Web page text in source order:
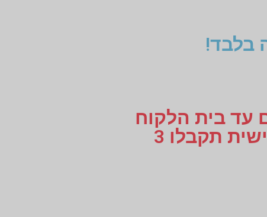
בלבד!
עד בית הלקוח
או עד למקום העבודה, לוקחים מידות למדרסים בהתאמה אישית תקבלו 3